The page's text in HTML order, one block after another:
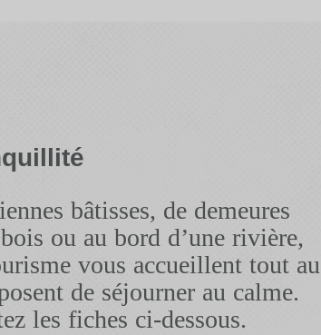
bâtisses, de demeures
ou au bord d’une rivière,
vous accueillent tout au
de séjourner au calme.
les fiches ci-dessous.